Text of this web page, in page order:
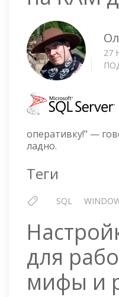
27
оперативку!" —
ладно.
Теги
SQL
для
мифы и